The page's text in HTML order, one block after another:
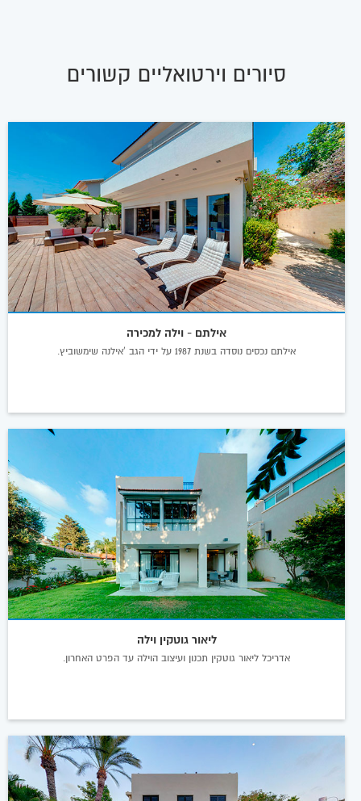
סיורים וירטואליים קשורים
אילתם - וילה למכירה
אילתם נכסים נוסדה בשנת 1987 על ידי הגב 'אילנה שימשוביץ.
ליאור גוטקין וילה
אדריכל ליאור גוטקין תכנון ועיצוב הוילה עד הפרט האחרון.